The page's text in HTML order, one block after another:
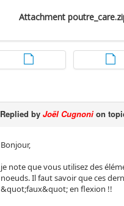
Attachment
Replied byJoël Cugnonion
Bonjour,
je note que vous utilisez des
noeuds. Il faut savoir que ces
&quot;faux&quot; en flexion !!